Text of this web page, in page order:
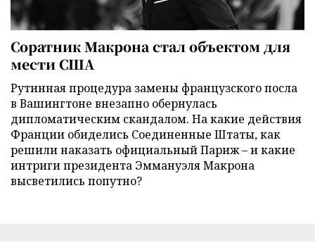
Соратник Макрона стал объектом для
мести США
Рутинная процедура замены французского посла
в Вашингтоне внезапно обернулась
дипломатическим скандалом. На какие действия
Франции обиделись Соединенные Штаты, как
решили наказать официальный Париж – и какие
интриги президента Эммануэля Макрона
высветились попутно?